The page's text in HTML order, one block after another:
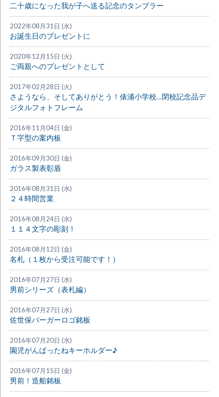
二十歳になった我が子へ送る記念のタンブラー
2022年08月31日 (水)
お誕生日のプレゼントに
2020年12月15日 (火)
ご両親へのプレゼントとして
2017年02月28日 (火)
さようなら、そしてありがとう！俵浦小学校…閉校記念品デ
ジタルフォトフレーム
2016年11月04日 (金)
Ｔ字型の案内板
2016年09月30日 (金)
ガラス製表彰盾
2016年08月31日 (水)
２４時間営業
2016年08月24日 (水)
１１４文字の彫刻！
2016年08月12日 (金)
名札（１枚から受注可能です！）
2016年07月27日 (水)
男前シリーズ（表札編）
2016年07月27日 (水)
佐世保バーガーロゴ銘板
2016年07月20日 (水)
園児がんばったねキーホルダー♪
2016年07月15日 (金)
男前！造船銘板